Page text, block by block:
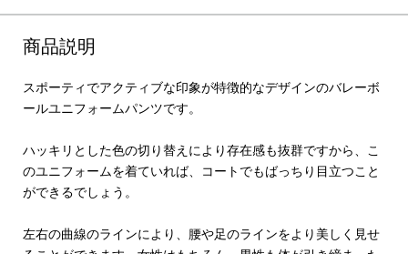
商品説明
スポーティでアクティブな印象が特徴的なデザインのバレーボ
ールユニフォームパンツです。
ハッキリとした色の切り替えにより存在感も抜群ですから、こ
のユニフォームを着ていれば、コートでもばっちり目立つこと
ができるでしょう。
左右の曲線のラインにより、腰や足のラインをより美しく見せ